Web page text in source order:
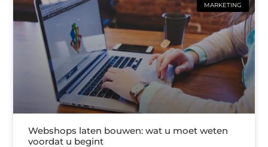
MARKETING
Webshops laten bouwen: wat u moet weten
voordat u begint